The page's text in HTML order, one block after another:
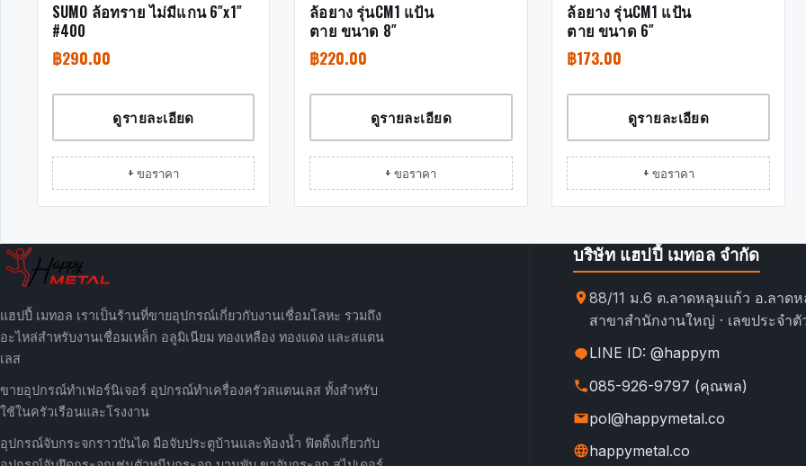
SUMO ล้อทราย ไม่มีแกน 6″x1″
#400
฿290.00
ดูรายละเอียด
+ ขอราคา
ล้อยาง รุ่นCM1 แป้น
ตาย ขนาด 8″
฿220.00
ดูรายละเอียด
+ ขอราคา
ล้อยาง รุ่นCM1 แป้น
ตาย ขนาด 6″
฿173.00
ดูรายละเอียด
+ ขอราคา
แฮปปี้ เมทอล เราเป็นร้านที่ขายอุปกรณ์เกี่ยวกับงานเชื่อมโลหะ รวมถึง
อะไหล่สำหรับงานเชื่อมเหล็ก อลูมิเนียม ทองเหลือง ทองแดง และสแตน
เลส
ขายอุปกรณ์ทำเฟอร์นิเจอร์ อุปกรณ์ทำเครื่องครัวสแตนเลส ทั้งสำหรับ
ใช้ในครัวเรือนและโรงงาน
อุปกรณ์จับกระจกราวบันได มือจับประตูบ้านและห้องน้ำ ฟิตติ้งเกี่ยวกับ
บริษัท แฮปปี้ เมทอล จำกัด
88/11 ม.6 ต.ลาดหลุมแก้ว อ.ลาด
สาขาสำนักงานใหญ่ · เลขประจำตั
LINE ID: @happym
085-926-9797 (คุณพล)
pol@happymetal.co
happymetal.co